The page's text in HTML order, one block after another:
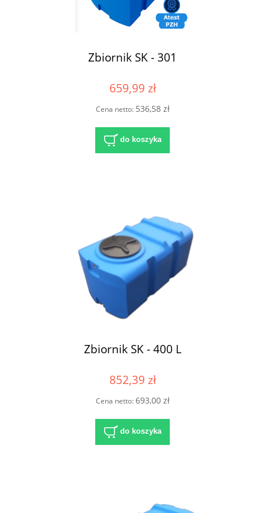
Zbiornik SK - 301
659,99 zł
Cena netto: 536,58 zł
do koszyka
Zbiornik SK - 400 L
852,39 zł
Cena netto:693,00 zł
do koszyka